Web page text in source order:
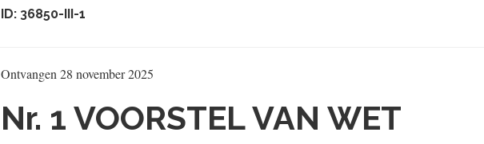
ID: 36850-III-1
Ontvangen 28 november 2025
Nr. 1 VOORSTEL VAN WET